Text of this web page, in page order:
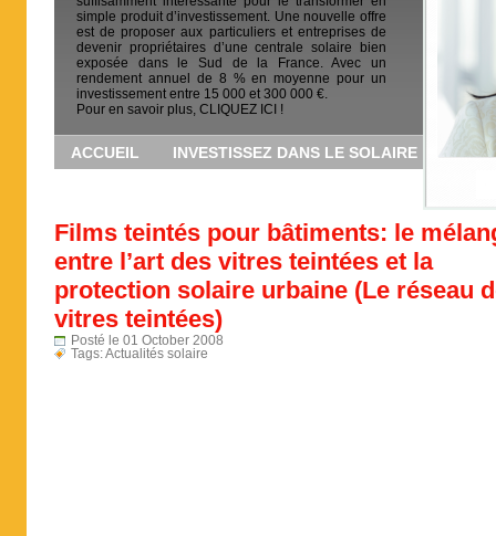
simple produit d’investissement. Une nouvelle offre
est de proposer aux particuliers et entreprises de
devenir propriétaires d’une centrale solaire bien
exposée dans le Sud de la France. Avec un
rendement annuel de 8 % en moyenne pour un
investissement entre 15 000 et 300 000 €.
Pour en savoir plus, CLIQUEZ ICI !
ACCUEIL INVESTISSEZ DANS LE SOLAIRE
Films teintés pour bâtiments: le
entre l’art des vitres teintées et la
protection solaire urbaine (Le réseau
vitres teintées)
Posté le 01 October 2008
Tags:Actualités solaire